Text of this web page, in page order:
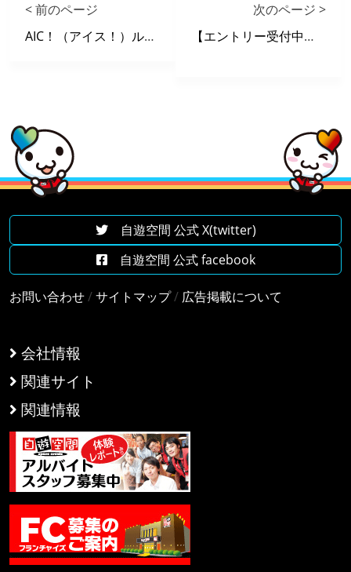
< 前のページ
AIC！（アイス！）ルームが高田馬場店に登場！
次のページ >
【エントリー受付中】学生ダーツリーグ全日本選手権2017
会社情報
関連サイト
関連情報
自遊空間 公式 X(twitter)
自遊空間 公式 facebook
お問い合わせ/サイトマップ/ 広告掲載について